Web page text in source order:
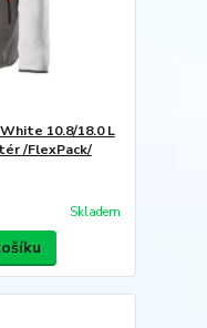
10.8/18.0 L
/FlexPack/
Skladem